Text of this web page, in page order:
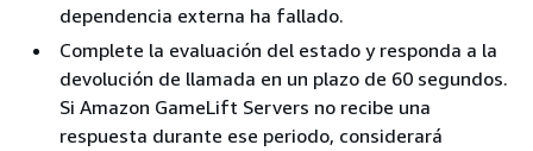
dependencia externa ha fallado.
Complete la evaluación del estado y responda a la
devolución de llamada en un plazo de 60 segundos.
Si Amazon GameLift Servers no recibe una
respuesta durante ese periodo, considerará